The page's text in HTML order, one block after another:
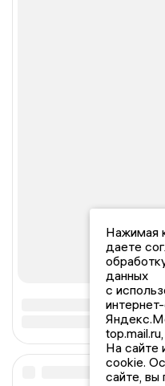
Нажимая
даете
данных
с
На сайте
cookie.
сайте, вы